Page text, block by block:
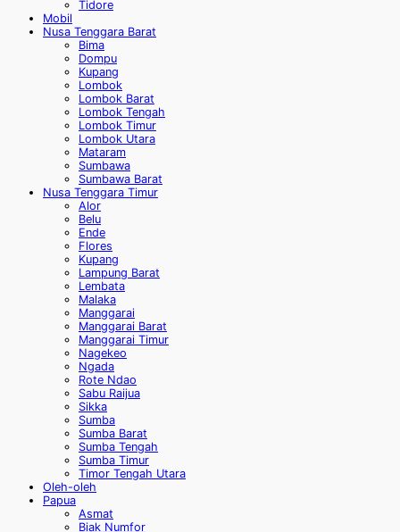
Tidore
Mobil
Nusa Tenggara Barat
Bima
Dompu
Kupang
Lombok
Lombok Barat
Lombok Tengah
Lombok Timur
Lombok Utara
Mataram
Sumbawa
Sumbawa Barat
Nusa Tenggara Timur
Alor
Belu
Ende
Flores
Kupang
Lampung Barat
Lembata
Malaka
Manggarai
Manggarai Barat
Manggarai Timur
Nagekeo
Ngada
Rote Ndao
Sabu Raijua
Sikka
Sumba
Sumba Barat
Sumba Tengah
Sumba Timur
Timor Tengah Utara
Oleh-oleh
Papua
Asmat
Biak Numfor